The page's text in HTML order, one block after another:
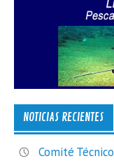
NOTICIAS RECIENTES
Comité